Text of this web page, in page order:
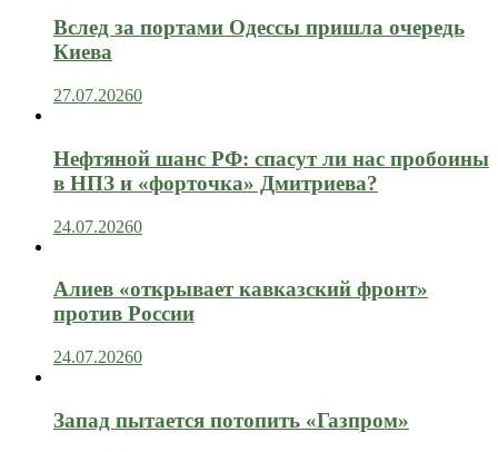
Вслед за портами Одессы пришла очередь
Киева
27.07.20260
Нефтяной шанс РФ: спасут ли нас пробоины
в НПЗ и «форточка» Дмитриева?
24.07.20260
Алиев «открывает кавказский фронт»
против России
24.07.20260
Запад пытается потопить «Газпром»